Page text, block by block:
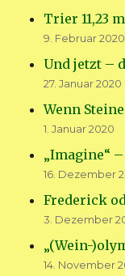
Trier 11,23 m
9. Februar 2020
Und jetzt –
27. Januar 2020
Wenn
1. Januar 2020
„Imagine“
16. Dezember
Frederick
3. Dezember
„(Wein-
14. November